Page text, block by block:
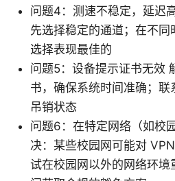
问题4：测速不稳定，延迟
先选择稳定的通道；在不同
选择表现最佳的
问题5：设备提示证书无效
书，确保系统时间准确；
吊销状态
问题6：在特定网络（如校
决：某些校园网可能对
试在校园网以外的网络环